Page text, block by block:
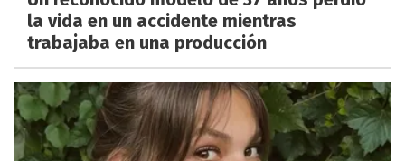
la vida en un accidente mientras
trabajaba en una producción